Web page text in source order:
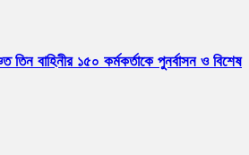
তিন বাহিনীর ১৫০ কর্মকর্তাকে পুনর্বাসন ও বিশেষ